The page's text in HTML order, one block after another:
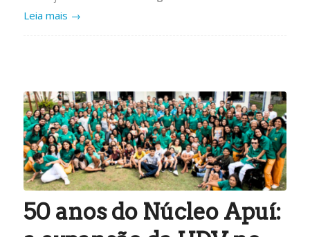
Leia mais →
50 anos do Núcleo Apuí: